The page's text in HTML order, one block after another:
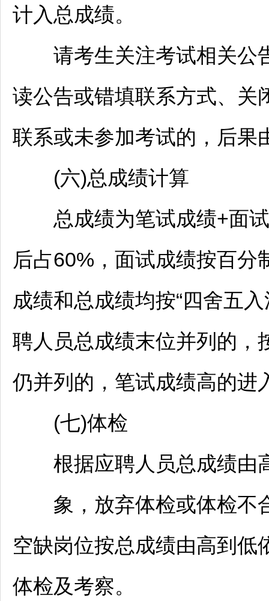
计入总成绩。
请考生关注考试相关公
读公告或错填联系方式、关
联系或未参加考试的，后果
(六)总成绩计算
总成绩为笔试成绩+面试
后占60%，面试成绩按百分
成绩和总成绩均按“四舍五
聘人员总成绩末位并列的，
仍并列的，笔试成绩高的进
(七)体检
根据应聘人员总成绩由
象，放弃体检或体检不
空缺岗位按总成绩由高到低
体检及考察。